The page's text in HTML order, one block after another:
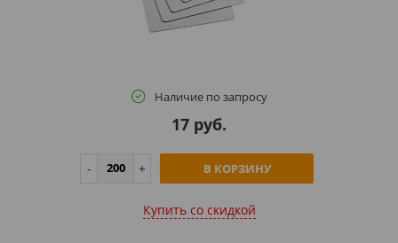
Наличие по запросу
17 руб.
В КОРЗИНУ
Купить cо скидкой